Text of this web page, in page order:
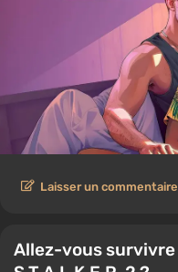
Laisser un commentaire
Allez-vous survivre